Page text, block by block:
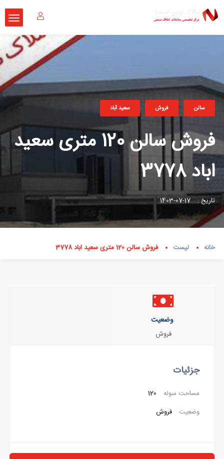
سالن فروش سعید آباد
فروش سالن 120 متری سعید
اباد 3778
تاریخ : 17-07-1403
خانه لیست فروش سالن 120 متری سعید اباد 3778
وضعیت
فروش
جزئیات
مساحت سوله
وضعیت
فروش